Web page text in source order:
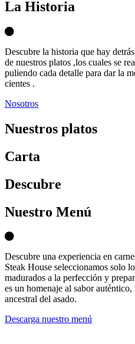
La Historia
Descubre la historia que hay
de nuestros platos ,los cuales se
puliendo cada detalle para dar la
cientes .
Nosotros
Nuestros platos
Carta
Descubre
Nuestro Menú
Descubre una experiencia en
Steak House seleccionamos solo
madurados a la perfección y
es un homenaje al sabor
ancestral del asado.
Descarga nuestro menú